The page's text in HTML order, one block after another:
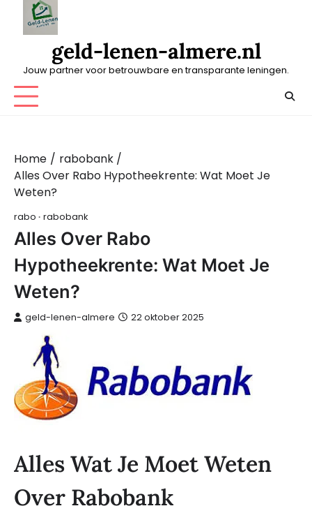
geld-lenen-almere.nl
Jouw partner voor betrouwbare en transparante leningen.
Home
rabobank
Alles Over Rabo Hypotheekrente: Wat Moet Je
Weten?
rabo rabobank
Alles Over Rabo
Hypotheekrente: Wat Moet Je
Weten?
geld-lenen-almere 22 oktober 2025
Alles Wat Je Moet Weten
Over Rabobank